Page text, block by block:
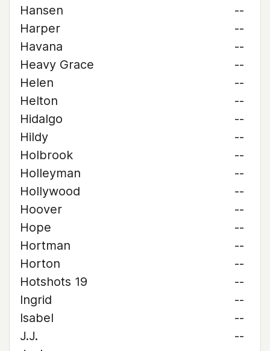
Hansen
--
Harper
--
Havana
--
Heavy Grace
--
Helen
--
Helton
--
Hidalgo
--
Hildy
--
Holbrook
--
Holleyman
--
Hollywood
--
Hoover
--
Hope
--
Hortman
--
Horton
--
Hotshots 19
--
Ingrid
--
Isabel
--
J.J.
--